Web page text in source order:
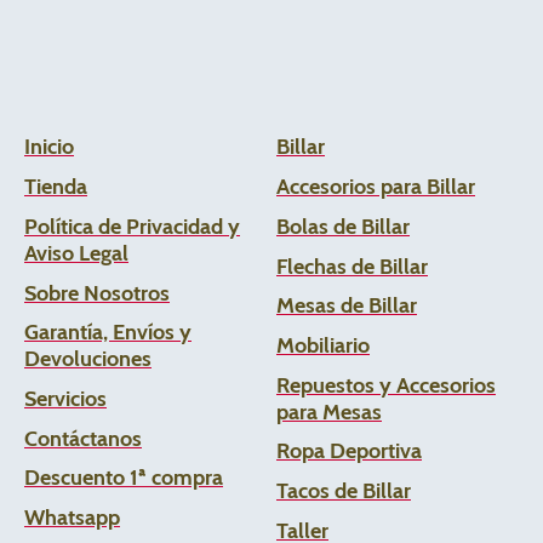
Inicio
Tienda
Política de Privacidad y
Aviso Legal
Sobre Nosotros
Garantía, Envíos y
Devoluciones
Servicios
Contáctanos
Descuento 1ª compra
Whatsapp
Billar
Accesorios para Billar
Bolas de Billar
Flechas de Billar
Mesas de Billar
Mobiliario
Repuestos y Accesorios
para Mesas
Ropa Deportiva
Tacos de Billar
Taller